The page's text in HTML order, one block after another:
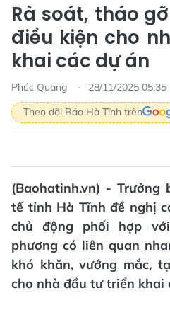
Rà soát, tháo
điều kiện cho
khai các dự án
Phúc Quang
28/11/2025 05:35
Theo dõi Báo Hà Tĩnh trên
(Baohatinh.vn) - Trưởng
tế tỉnh Hà Tĩnh đề nghị
chủ động phối hợp
phương có liên quan
khó khăn, vướng mắc,
cho nhà đầu tư triển khai